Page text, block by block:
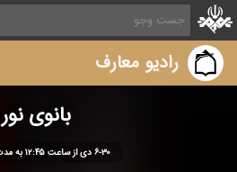
رادیو معارف
بانوی نور
۶-۳۰ دی از ساعت ۱۲:۴۵ به مدت ۱۵ دقیقه